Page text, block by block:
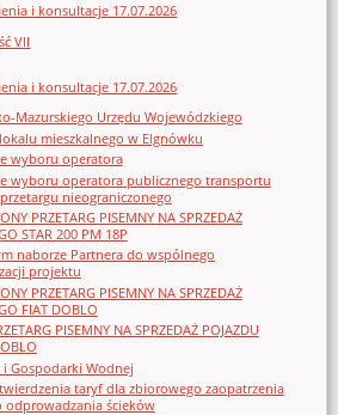
i konsultacje 17.07.2026
VII
i konsultacje 17.07.2026
Mazurskiego Urzędu Wojewódzkiego
mieszkalnego w Elgnówku
wyboru operatora
wyboru operatora publicznego transportu
nieograniczonego
PRZETARG PISEMNY NA SPRZEDAŻ
STAR 200 PM 18P
naborze Partnera do wspólnego
projektu
PRZETARG PISEMNY NA SPRZEDAŻ
FIAT DOBLO
PISEMNY NA SPRZEDAŻ POJAZDU
Gospodarki Wodnej
taryf dla zbiorowego zaopatrzenia
ścieków